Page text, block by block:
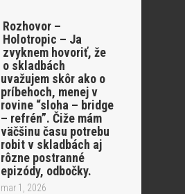
Rozhovor –
Holotropic – Ja
zvyknem hovoriť, že
o skladbách
uvažujem skôr ako o
príbehoch, menej v
rovine “sloha – bridge
– refrén”. Čiže mám
väčšinu času potrebu
robit v skladbách aj
rôzne postranné
epizódy, odbočky.
mar 1, 2026